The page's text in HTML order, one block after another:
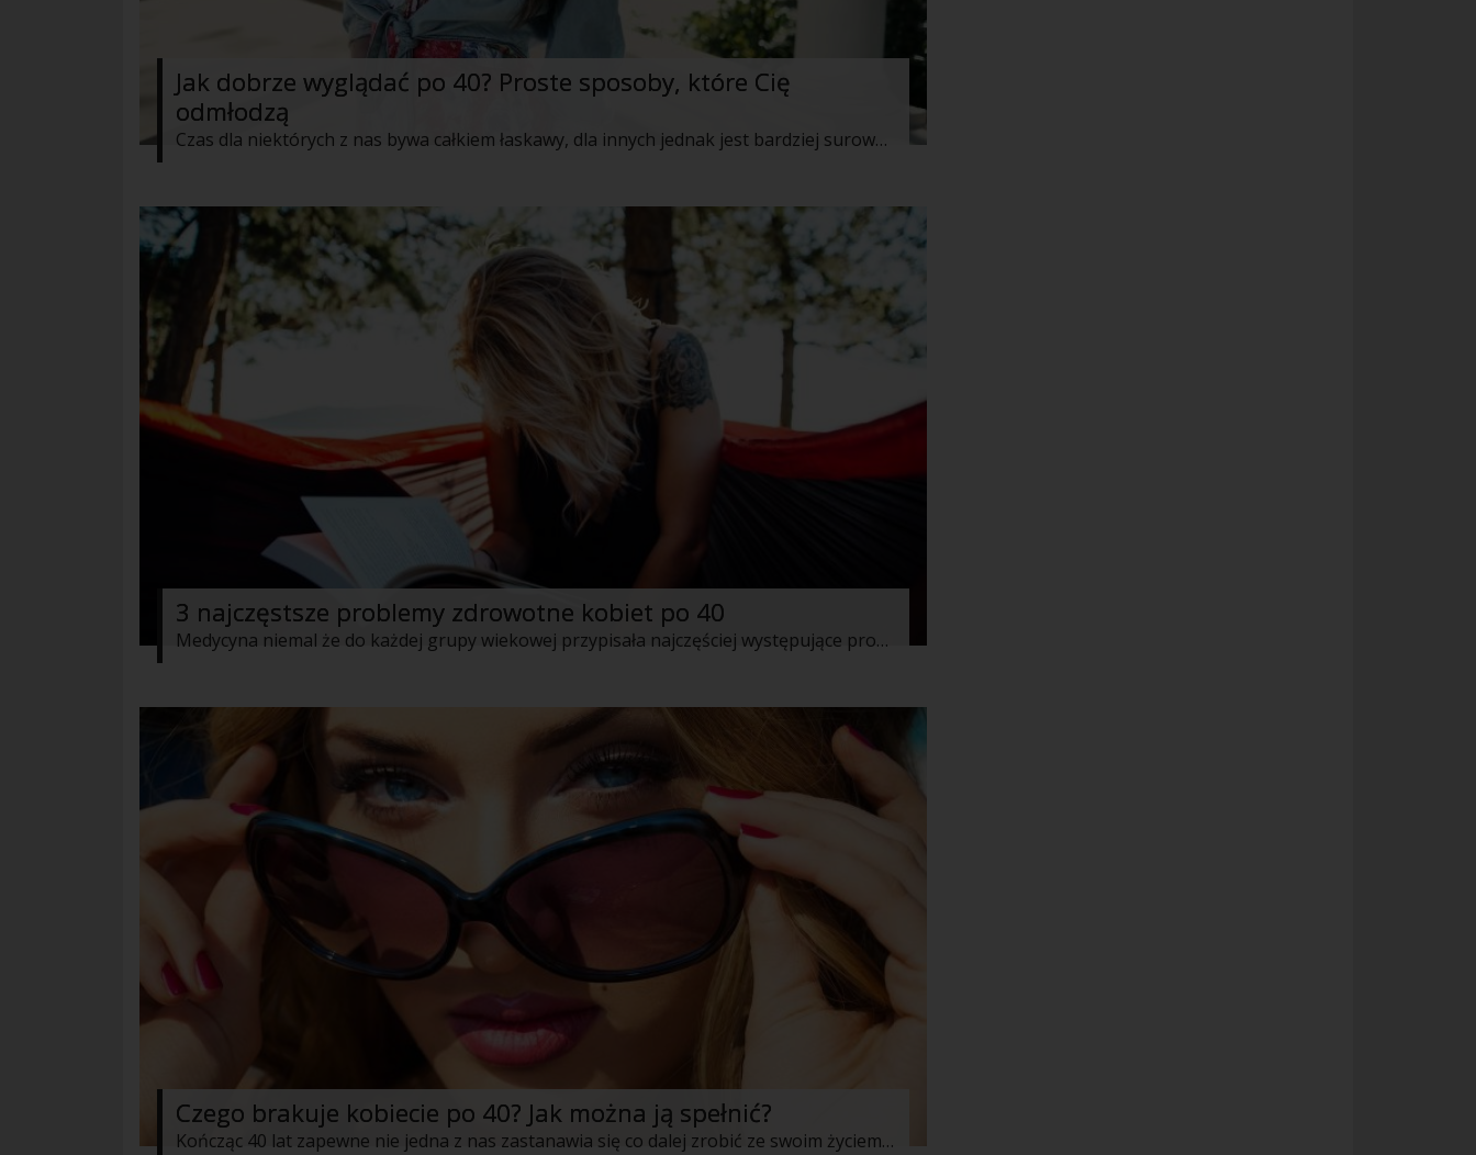
Jak dobrze wyglądać po 40? Proste sposoby, które Cię
odmłodzą
Czas dla niektórych z nas bywa całkiem łaskawy, dla innych jednak jest bardziej surowy i wymagający. Zarówno pierwsza jak i druga grupa wymienionych Pań, chce zrobić wszystko by wyglądać młodo, kwitnąco, naturalnie i olśniewająco. Jak to uczynić, będąc kobietą po 40? Oto kilka naprawdę prostych sposobów!
3 najczęstsze problemy zdrowotne kobiet po 40
Medycyna niemal że do każdej grupy wiekowej przypisała najczęściej występujące problemy zdrowotne. W wieku nastoletnim, często mówi się o powstawaniu nadmiernego owłosienia, w wieku 20 – 30 lat dużo kobiet ma problemy z cerą i wypadającymi włosami a także pojawiają się pierwsze przebarwienia i rozstępy. Pojawia się więc pytanie, co może się dziać po przekroczeniu 40-tki?
Czego brakuje kobiecie po 40? Jak można ją spełnić?
Kończąc 40 lat zapewne nie jedna z nas zastanawia się co dalej zrobić ze swoim życiem. Okazuje się, że to właśnie teraz nadchodzi czas, aby zadbać o siebie i swoje potrzeby a także by nieco bardziej skupić się na swojej osobie. Czego więc nam brakuje drogie 40 –stki? Oto nasze spostrzeżenia!